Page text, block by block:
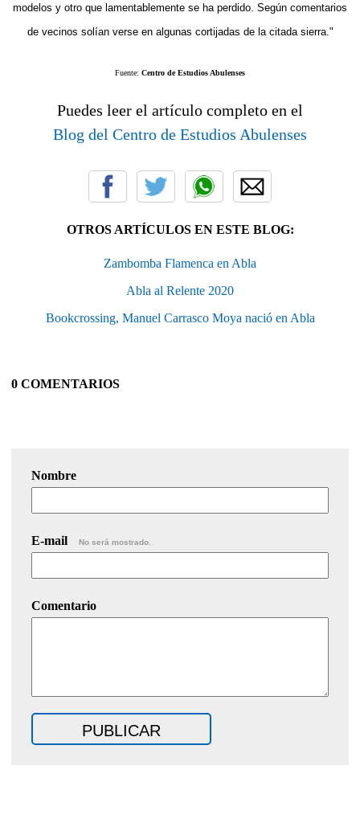
modelos y otro que lamentablemente se ha perdido. Según comentarios
de vecinos solían verse en algunas cortijadas de la citada sierra."
Fuente: Centro de Estudios Abulenses
Puedes leer el artículo completo en el
Blog del Centro de Estudios Abulenses
OTROS ARTÍCULOS EN ESTE BLOG:
Zambomba Flamenca en Abla
Abla al Relente 2020
Bookcrossing, Manuel Carrasco Moya nació en Abla
0 COMENTARIOS
Nombre
E-mail No será mostrado.
Comentario